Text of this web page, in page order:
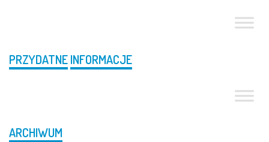
PRZYDATNEINFORMACJE
ARCHIWUM